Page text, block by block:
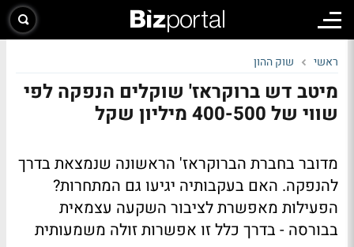
ראשי שוק ההון
מיטב דש ברוקראז' שוקלים הנפקה לפי
שווי של 400-500 מיליון שקל
מדובר בחברת הברוקראז' הראשונה שנמצאת בדרך
להנפקה. האם בעקבותיה יגיעו גם המתחרות?
הפעילות מאפשרת לציבור השקעה עצמאית
בבורסה - בדרך כלל זו אפשרות זולה משמעותית